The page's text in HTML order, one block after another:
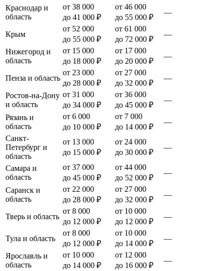
Краснодар и
область
от 38 000
до 41 000 ₽
от 46 000
до 55 000 ₽
—
Крым
от 52 000
до 55 000 ₽
от 61 000
до 72 000 ₽
—
Нижегород и
область
от 15 000
до 18 000 ₽
от 17 000
до 20 000 ₽
—
Пенза и область
от 23 000
до 28 000 ₽
от 27 000
до 32 000 ₽
—
Ростов-на-Дону
и область
от 31 000
до 34 000 ₽
от 36 000
до 45 000 ₽
—
Рязань и
область
от 6 000
до 10 000 ₽
от 7 000
до 14 000 ₽
—
Санкт-
Петербург и
область
от 13 000
до 15 000 ₽
от 24 000
до 30 000 ₽
—
Самара и
область
от 37 000
до 45 000 ₽
от 44 000
до 52 000 ₽
—
Саранск и
область
от 22 000
до 28 000 ₽
от 27 000
до 32 000 ₽
—
Тверь и область
от 8 000
до 12 000 ₽
от 10 000
до 12 000 ₽
—
Тула и область
от 8 000
до 12 000 ₽
от 10 000
до 14 000 ₽
—
Ярославль и
область
от 10 000
до 14 000 ₽
от 12 000
до 16 000 ₽
—